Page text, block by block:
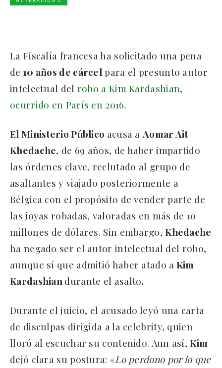
La Fiscalía francesa ha solicitado una pena
de 10 años de cárcel para el presunto autor
intelectual del robo a Kim Kardashian,
ocurrido en París en 2016.
El Ministerio Público acusa a Aomar Ait
Khedache, de 69 años, de haber impartido
las órdenes clave, reclutado al grupo de
asaltantes y viajado posteriormente a
Bélgica con el propósito de vender parte de
las joyas robadas, valoradas en más de 10
millones de dólares. Sin embargo,Khedache
ha negado ser el autor intelectual del robo,
aunque sí que admitió haber atado a Kim
Kardashian durante el asalto.
Durante el juicio, el acusado leyó una carta
de disculpas dirigida a la celebrity, quien
lloró al escuchar su contenido. Aun así,Kim
dejó clara su postura: «Lo perdono por lo que